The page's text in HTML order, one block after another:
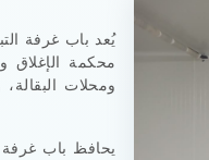
يُعد باب غرفة
محكمة الإغلاق
ومحلات
يحافظ باب غرفة